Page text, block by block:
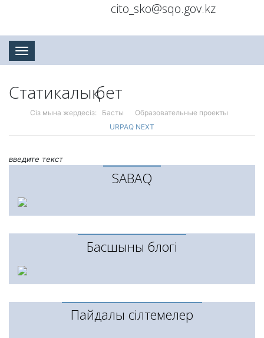
cito_sko@sqo.gov.kz
Toggle navigation
Статикалық бет
Сіз мына жердесіз: Басты
Образовательные проекты
URPAQ NEXT
введите текст
SABAQ
Басшының блогі
Пайдалы сілтемелер